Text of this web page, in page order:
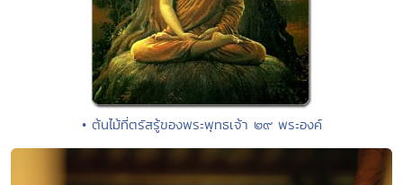
• ต้นไม้ที่ตรัสรู้ของพระพุทธเจ้า ๒๙ พระองค์